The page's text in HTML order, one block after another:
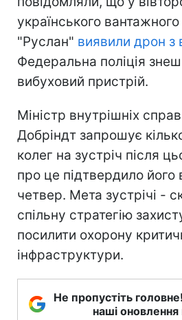
українського
"Руслан" виявили дрон з
Федеральна поліція
вибуховий пристрій.
Міністр внутрішніх
Добріндт запрошує
колег на зустріч після
про це підтвердило його
четвер. Мета зустрічі -
спільну стратегію
посилити охорону
інфраструктури.
Не пропустіть
наші